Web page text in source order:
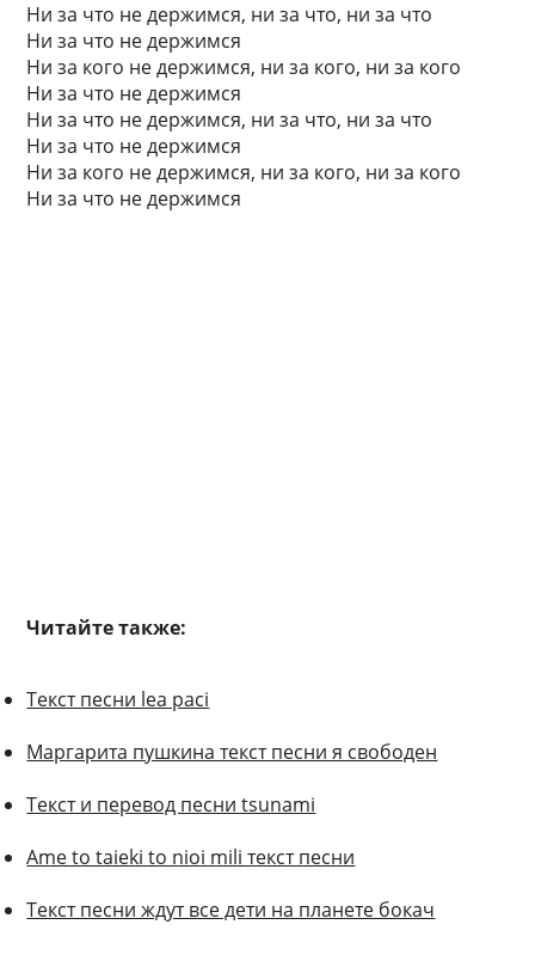
Ни за что не держимся, ни за что, ни за что
Ни за что не держимся
Ни за кого не держимся, ни за кого, ни за кого
Ни за что не держимся
Ни за что не держимся, ни за что, ни за что
Ни за что не держимся
Ни за кого не держимся, ни за кого, ни за кого
Ни за что не держимся
Читайте также:
Текст песни lea paci
Маргарита пушкина текст песни я свободен
Текст и перевод песни tsunami
Ame to taieki to nioi mili текст песни
Текст песни ждут все дети на планете бокач